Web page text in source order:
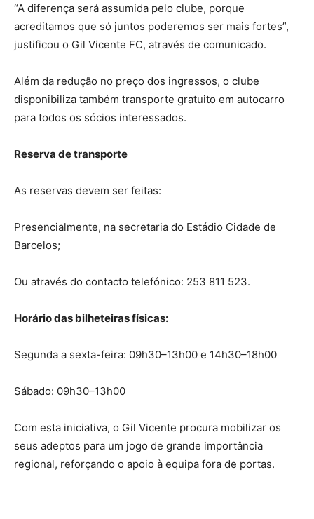
“A diferença será assumida pelo clube, porque
acreditamos que só juntos poderemos ser mais fortes”,
justificou o Gil Vicente FC, através de comunicado.
Além da redução no preço dos ingressos, o clube
disponibiliza também transporte gratuito em autocarro
para todos os sócios interessados.
Reserva de transporte
As reservas devem ser feitas:
Presencialmente, na secretaria do Estádio Cidade de
Barcelos;
Ou através do contacto telefónico: 253 811 523.
Horário das bilheteiras físicas:
Segunda a sexta-feira: 09h30–13h00 e 14h30–18h00
Sábado: 09h30–13h00
Com esta iniciativa, o Gil Vicente procura mobilizar os
seus adeptos para um jogo de grande importância
regional, reforçando o apoio à equipa fora de portas.